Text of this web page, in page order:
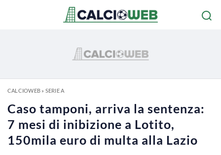
CALCIOWEB» SERIE A
Caso tamponi, arriva la sentenza:
7 mesi di inibizione a Lotito,
150mila euro di multa alla Lazio